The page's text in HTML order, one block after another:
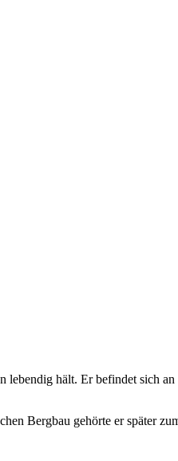
lebendig hält. Er befindet sich
Bergbau gehörte er später